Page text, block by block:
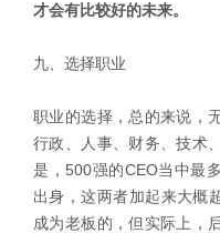
才会有比较好的未来。
九、选择职业
职业的选择，总的来说，
行政、人事、财务、技术
是，500强的CEO当中最
出身，这两者加起来大概
成为老板的，但实际上，